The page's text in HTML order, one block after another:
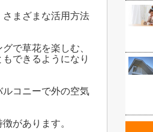
まざまな活用方法
で草花を楽しむ、
できるようになり
コニーで外の空気
があります。